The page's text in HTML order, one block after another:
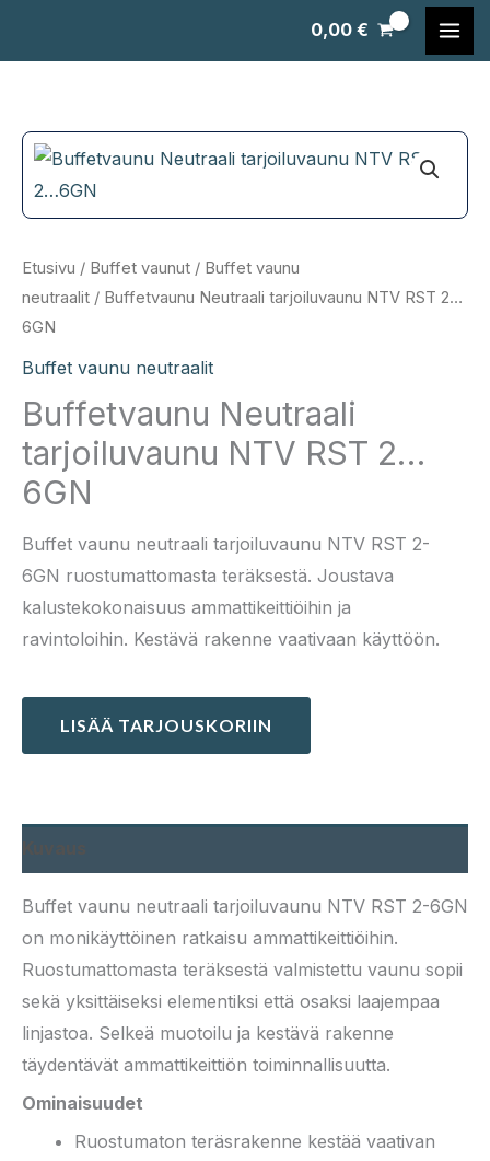
0,00€
Etusivu / Buffet vaunut / Buffet vaunu
neutraalit / Buffetvaunu Neutraali tarjoiluvaunu NTV RST 2…
6GN
Buffet vaunu neutraalit
Buffetvaunu Neutraali
tarjoiluvaunu NTV RST 2…
6GN
Buffet vaunu neutraali tarjoiluvaunu NTV RST 2-
6GN ruostumattomasta teräksestä. Joustava
kalustekokonaisuus ammattikeittiöihin ja
ravintoloihin. Kestävä rakenne vaativaan käyttöön.
LISÄÄ TARJOUSKORIIN
Buffet vaunu neutraali tarjoiluvaunu NTV RST 2-6GN
on monikäyttöinen ratkaisu ammattikeittiöihin.
Ruostumattomasta teräksestä valmistettu vaunu sopii
sekä yksittäiseksi elementiksi että osaksi laajempaa
linjastoa. Selkeä muotoilu ja kestävä rakenne
täydentävät ammattikeittiön toiminnallisuutta.
Ominaisuudet
Ruostumaton teräsrakenne kestää vaativan